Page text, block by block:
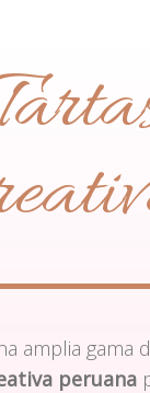
amplia gama
peruana